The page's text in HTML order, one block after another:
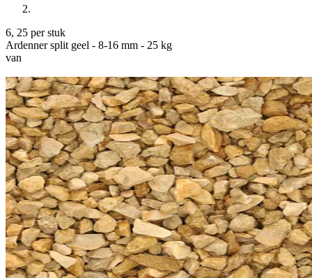
6, 25 per stuk
Ardenner split geel - 8-16 mm - 25 kg
van